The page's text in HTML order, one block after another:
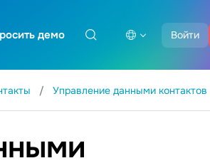
Войти
демо
Управление данными контактов